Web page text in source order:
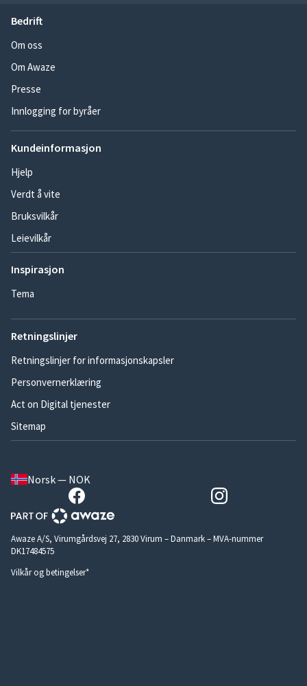
Bedrift
Om oss
Om Awaze
Presse
Innlogging for byråer
Kundeinformasjon
Hjelp
Verdt å vite
Bruksvilkår
Leievilkår
Inspirasjon
Tema
Retningslinjer
Retningslinjer for informasjonskapsler
Personvernerklæring
Act on Digital tjenester
Sitemap
Norsk — NOK
Awaze A/S, Virumgårdsvej 27, 2830 Virum – Danmark – MVA-nummer
DK17484575
Vilkår og betingelser*